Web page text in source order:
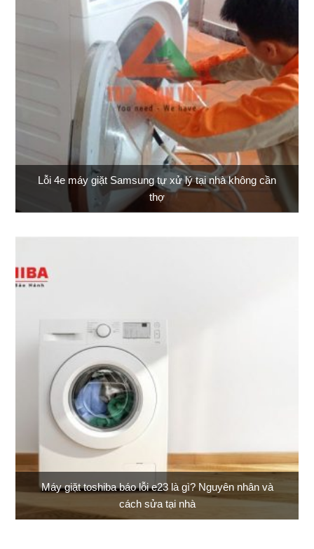
Lỗi 4e máy giặt Samsung tự xử lý tại nhà không cần
thợ
Máy giặt toshiba báo lỗi e23 là gì? Nguyên nhân và
cách sửa tại nhà